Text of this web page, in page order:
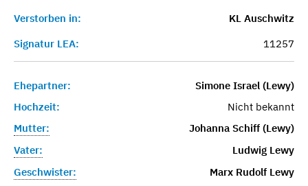
Verstorben in:
KL Auschwitz
Signatur LEA:
11257
Ehepartner:
Simone Israel (Lewy)
Hochzeit:
Nicht bekannt
Mutter:
Johanna Schiff (Lewy)
Vater:
Ludwig Lewy
Geschwister:
Marx Rudolf Lewy